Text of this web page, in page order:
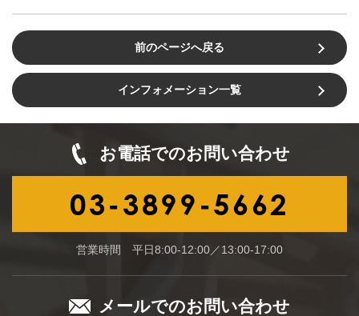
前のページへ戻る
インフォメーション一覧
お電話でのお問い合わせ
03-3899-5662
営業時間 平日8:00-12:00／13:00-17:00
メールでのお問い合わせ